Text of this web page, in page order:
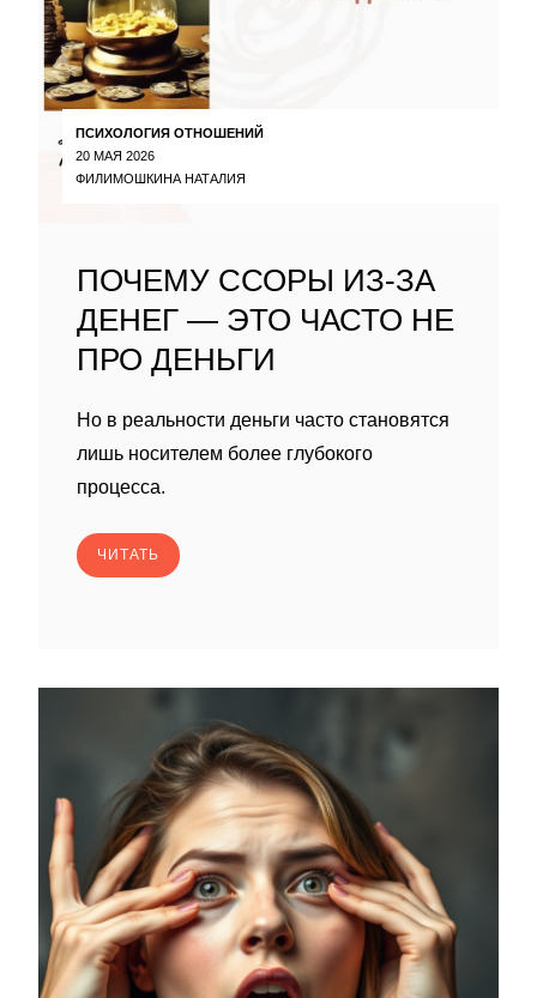
ПСИХОЛОГИЯ ОТНОШЕНИЙ
20 МАЯ 2026
ФИЛИМОШКИНА НАТАЛИЯ
ПОЧЕМУ ССОРЫ ИЗ-ЗА
ДЕНЕГ — ЭТО ЧАСТО НЕ
ПРО ДЕНЬГИ
Но в реальности деньги часто становятся
лишь носителем более глубокого
процесса.
ЧИТАТЬ